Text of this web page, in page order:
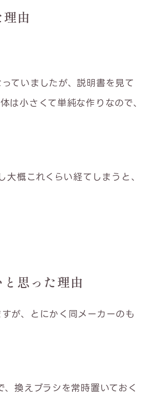
由
ていましたが、説明書を見て
は小さくて単純な作りなので、
概これくらい経てしまうと、
思った理由
が、とにかく同メーカーのも
換えブラシを常時置いておく